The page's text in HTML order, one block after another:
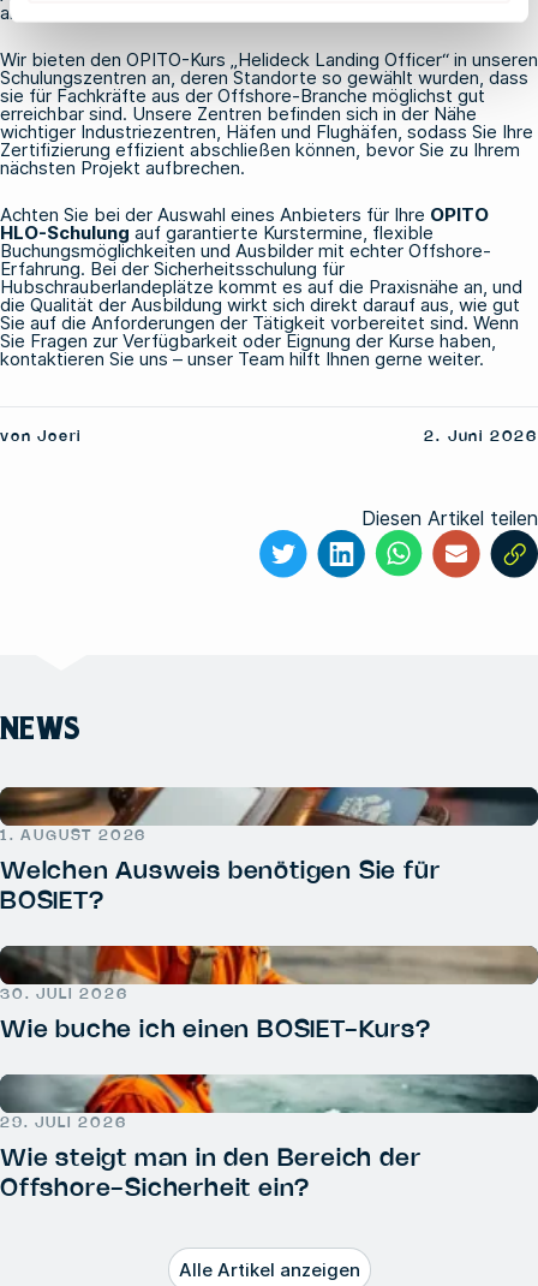
anerkannt wird.
Wir bieten den OPITO-Kurs „Helideck Landing Officer“ in unseren
Schulungszentren an, deren Standorte so gewählt wurden, dass
sie für Fachkräfte aus der Offshore-Branche möglichst gut
erreichbar sind. Unsere Zentren befinden sich in der Nähe
wichtiger Industriezentren, Häfen und Flughäfen, sodass Sie Ihre
Zertifizierung effizient abschließen können, bevor Sie zu Ihrem
nächsten Projekt aufbrechen.
Achten Sie bei der Auswahl eines Anbieters für Ihre OPITO
HLO-Schulung auf garantierte Kurstermine, flexible
Buchungsmöglichkeiten und Ausbilder mit echter Offshore-
Erfahrung. Bei der Sicherheitsschulung für
Hubschrauberlandeplätze kommt es auf die Praxisnähe an, und
die Qualität der Ausbildung wirkt sich direkt darauf aus, wie gut
Sie auf die Anforderungen der Tätigkeit vorbereitet sind. Wenn
Sie Fragen zur Verfügbarkeit oder Eignung der Kurse haben,
kontaktieren Sie uns– unser Team hilft Ihnen gerne weiter.
von Joeri 2. Juni 2026
Diesen Artikel teilen
NEWS
1. AUGUST 2026
Welchen Ausweis benötigen Sie für
BOSIET?
30. JULI 2026
Wie buche ich einen BOSIET-Kurs?
29. JULI 2026
Wie steigt man in den Bereich der
Offshore-Sicherheit ein?
Alle Artikel anzeigen